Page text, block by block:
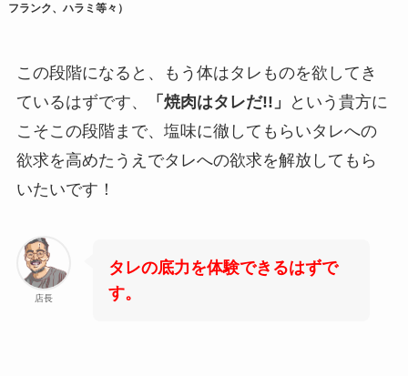
フランク、ハラミ等々）
この段階になると、もう体はタレものを欲してき
ているはずです、
「焼肉はタレだ!!」
という貴方に
こそこの段階まで、塩味に徹してもらいタレへの
欲求を高めたうえでタレへの欲求を解放してもら
いたいです！
店長
タレの底力を体験できるはずで
す。